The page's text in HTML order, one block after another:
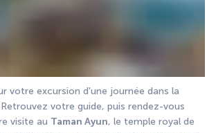
votre excursion d'une journée dans la
Retrouvez votre guide, puis rendez-vous
visite au Taman Ayun, le temple royal de